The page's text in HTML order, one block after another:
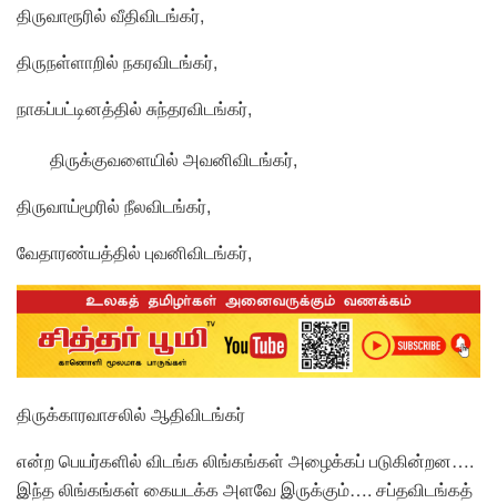
திருவாரூரில் வீதிவிடங்கர்,
திருநள்ளாறில் நகரவிடங்கர்,
நாகப்பட்டினத்தில் சுந்தரவிடங்கர்,
திருக்குவளையில் அவனிவிடங்கர்,
திருவாய்மூரில் நீலவிடங்கர்,
வேதாரண்யத்தில் புவனிவிடங்கர்,
திருக்காரவாசலில் ஆதிவிடங்கர்
என்ற பெயர்களில் விடங்க லிங்கங்கள் அழைக்கப் படுகின்றன….
இந்த லிங்கங்கள் கையடக்க அளவே இருக்கும்…. சப்தவிடங்கத்